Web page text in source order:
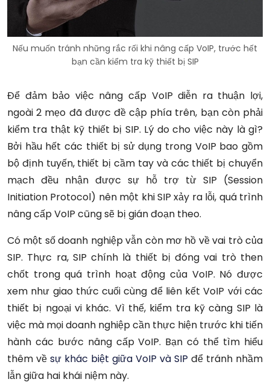
Nếu muốn tránh những rắc rối khi nâng cấp VoIP, trước hết
bạn cần kiểm tra kỹ thiết bị SIP
Để đảm bảo việc nâng cấp VoIP diễn ra thuận lợi,
ngoài 2 mẹo đã được đề cập phía trên, bạn còn phải
kiểm tra thật kỹ thiết bị SIP. Lý do cho việc này là gì?
Bởi hầu hết các thiết bị sử dụng trong VoIP bao gồm
bộ định tuyến, thiết bị cầm tay và các thiết bị chuyển
mạch đều nhận được sự hỗ trợ từ SIP (Session
Initiation Protocol) nên một khi SIP xảy ra lỗi, quá trình
nâng cấp VoIP cũng sẽ bị gián đoạn theo.
Có một số doanh nghiệp vẫn còn mơ hồ về vai trò của
SIP. Thực ra, SIP chính là thiết bị đóng vai trò then
chốt trong quá trình hoạt động của VoIP. Nó được
xem như giao thức cuối cùng để liên kết VoIP với các
thiết bị ngoại vi khác. Vì thế, kiểm tra kỹ càng SIP là
việc mà mọi doanh nghiệp cần thực hiện trước khi tiến
hành các bước nâng cấp VoIP. Bạn có thể tìm hiểu
thêm về sự khác biệt giữa VoIP và SIP để tránh nhầm
lẫn giữa hai khái niệm này.